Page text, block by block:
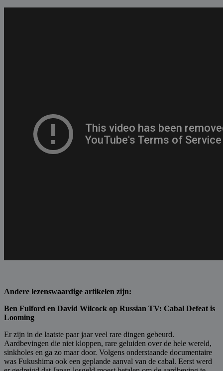
Andere lezenswaardige artikelen zijn:
Ben Fulford en David Wilcock op Russian TV: Cabal Defeat is
Looming
Er zijn in de laatste paar jaar veel rare dingen gebeurd.
Aardbevingen die niet kloppen, rare geluiden over de hele wereld,
sinkholes en ga zo maar door. Volgens onderstaande documentaire
was Fukushima ook een geplande aanval van de cabal. Eerst werd